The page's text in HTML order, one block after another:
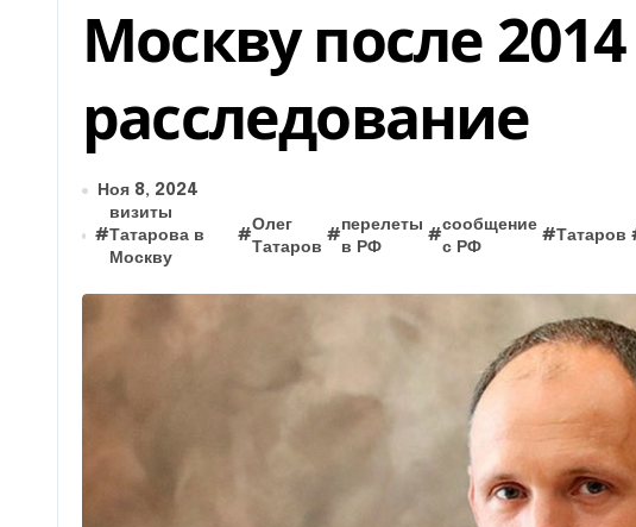
Москву после
расследование
Ноя 8, 2024
#
визиты
Татарова в
Москву
#
Олег
Татаров
#
перелеты
в РФ
#
сообщение
с РФ
#Татаров